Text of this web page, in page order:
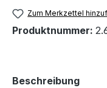
Zum Merkzettel
Produktnummer:
Beschreibung